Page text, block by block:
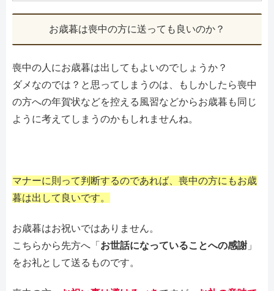
お歳暮は喪中の方に送っても良いのか？
喪中の人にお歳暮は出してもよいのでしょうか？
ダメなのでは？と思ってしまうのは、もしかしたら喪中
の方への年賀状などを控える風習などからお歳暮も同じ
ように考えてしまうのかもしれませんね。
マナーに則って判断するのであれば、喪中の方にもお歳
暮は出して良いです。
お歳暮はお祝いではありません。
こちらから先方へ「 お世話になっていることへの感謝 」
をお礼として送るものです。